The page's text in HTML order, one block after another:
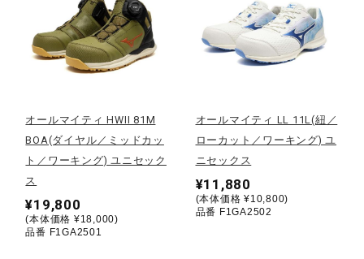
ウィンタースポーツ
ウォーキングシューズ
ライフスタイルグッズ
オールマイティ HWII 81M
BOA(ダイヤル／ミッドカッ
ト／ワーキング) ユニセック
ス
¥19,800
(本体価格 ¥18,000)
品番 F1GA2501
オールマイティ LL 11L(紐／
ローカット／ワーキング) ユ
ニセックス
¥11,880
(本体価格 ¥10,800)
品番 F1GA2502